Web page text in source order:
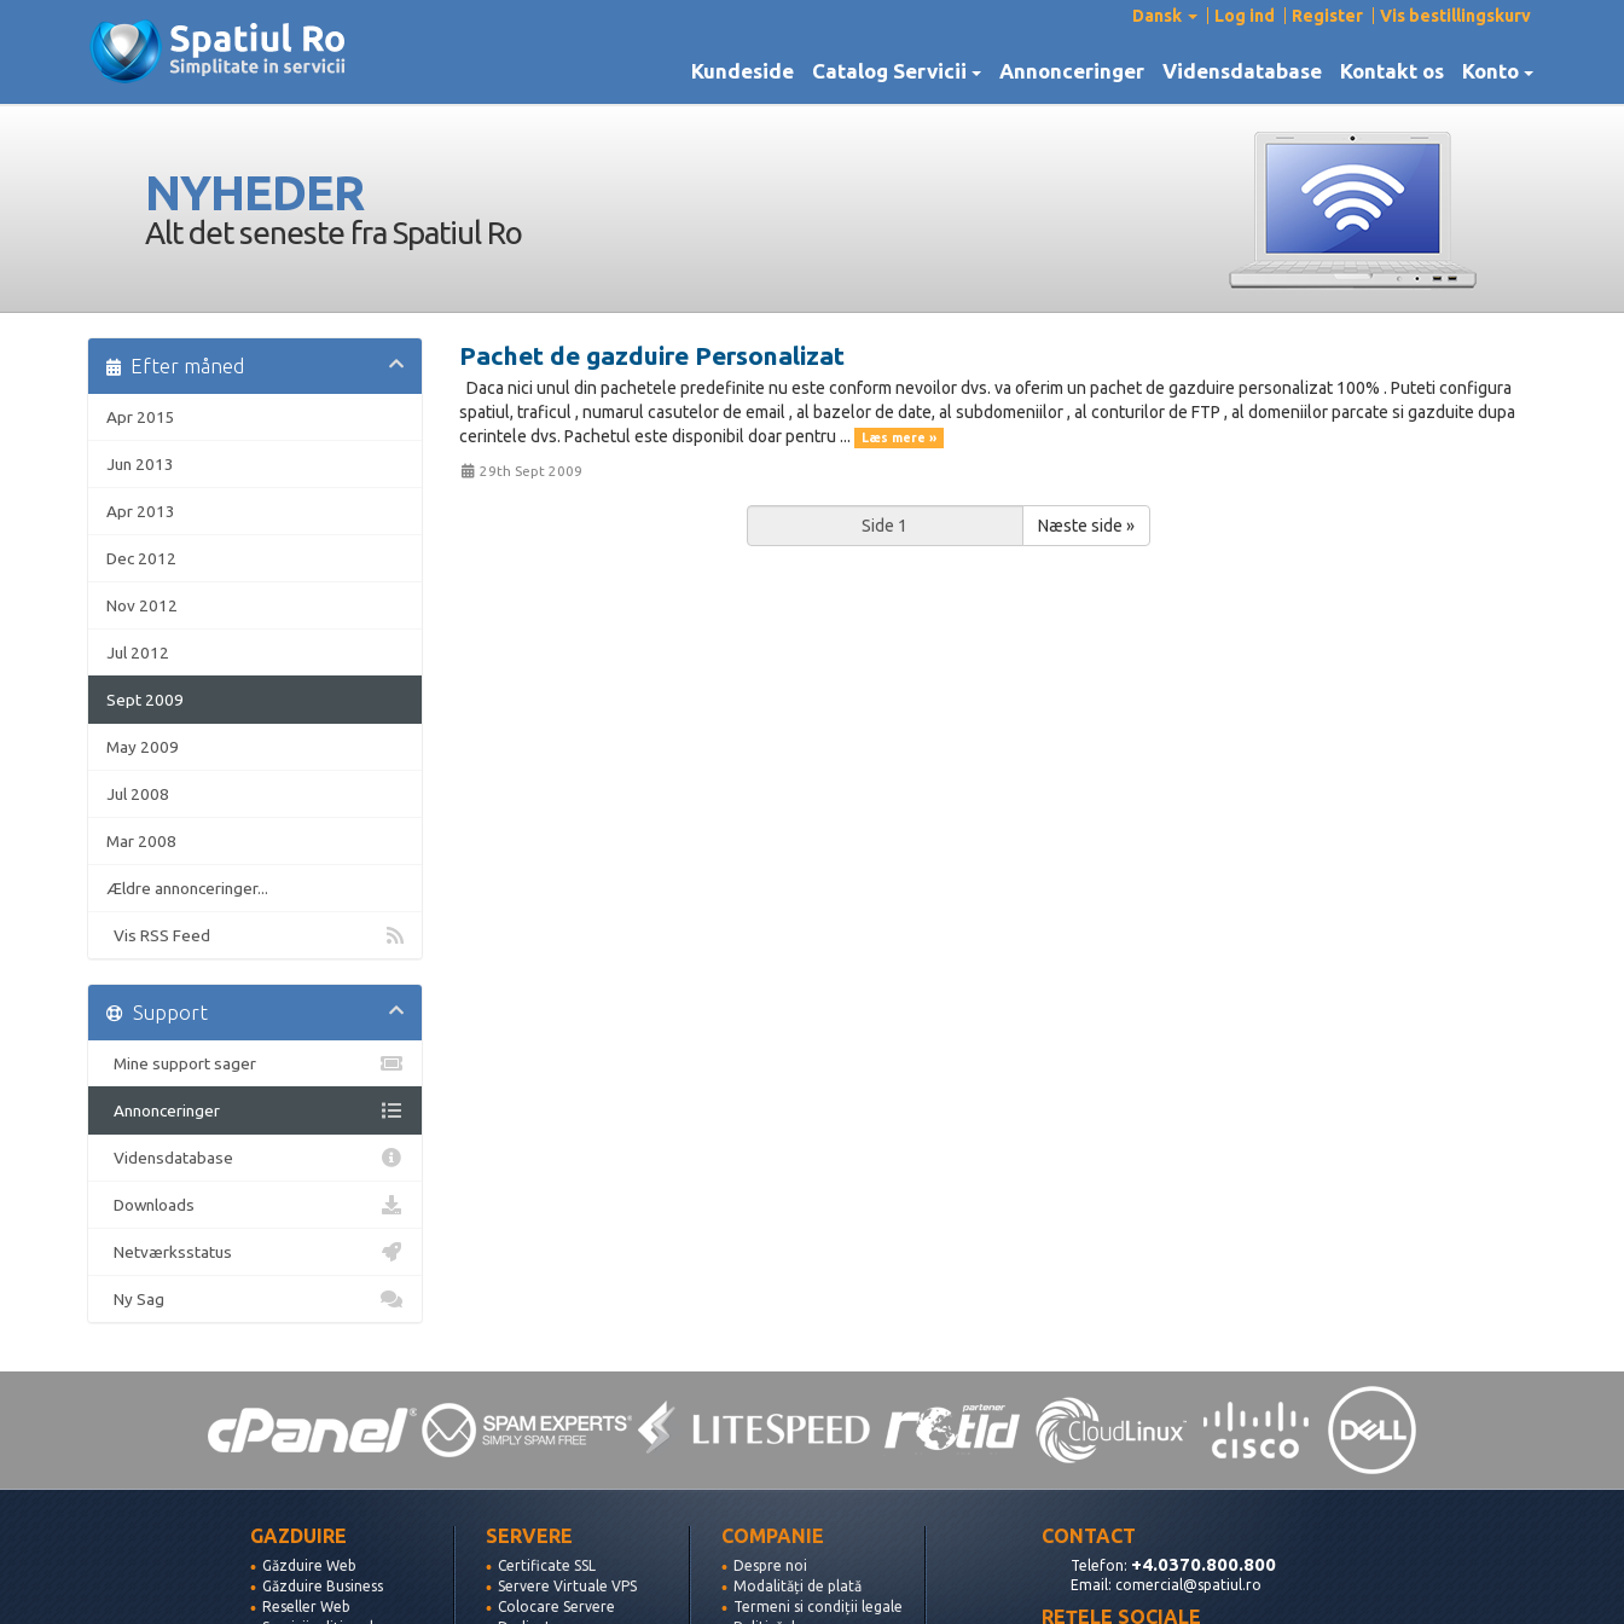
Dansk Log ind Register Vis bestillingskurv
Kundeside Catalog Servicii Annonceringer Vidensdatabase Kontakt os Konto
NYHEDER
Alt det seneste fra Spatiul Ro
Efter måned
Apr 2015
Jun 2013
Apr 2013
Dec 2012
Nov 2012
Jul 2012
Sept 2009
May 2009
Jul 2008
Mar 2008
Ældre annonceringer...
Vis RSS Feed
Pachet de gazduire Personalizat
Daca nici unul din pachetele predefinite nu este conform nevoilor dvs. va oferim un pachet de gazduire personalizat 100% . Puteti configura
spatiul, traficul , numarul casutelor de email , al bazelor de date, al subdomeniilor , al conturilor de FTP , al domeniilor parcate si gazduite dupa
cerintele dvs. Pachetul este disponibil doar pentru ...
Læs mere »
29th Sept 2009
Næste side »
Support
Mine support sager
Annonceringer
Vidensdatabase
Downloads
Netværksstatus
Ny Sag
GAZDUIRE
Găzduire Web
Găzduire Business
Reseller Web
SERVERE
Certificate SSL
Servere Virtuale VPS
Colocare Servere
COMPANIE
Despre noi
Modalități de plată
Termeni si condiții legale
CONTACT
Telefon: +4.0370.800.800
Email: comercial@spatiul.ro
REȚELE SOCIALE